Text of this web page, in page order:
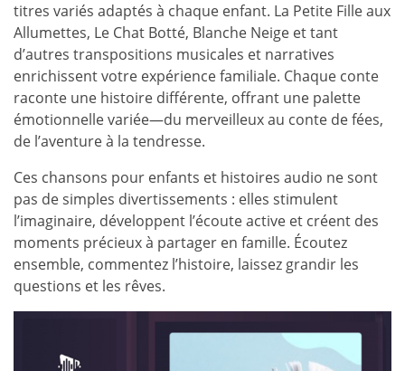
titres variés adaptés à chaque enfant. La Petite Fille aux
Allumettes, Le Chat Botté, Blanche Neige et tant
d’autres transpositions musicales et narratives
enrichissent votre expérience familiale. Chaque conte
raconte une histoire différente, offrant une palette
émotionnelle variée—du merveilleux au conte de fées,
de l’aventure à la tendresse.
Ces chansons pour enfants et histoires audio ne sont
pas de simples divertissements : elles stimulent
l’imaginaire, développent l’écoute active et créent des
moments précieux à partager en famille. Écoutez
ensemble, commentez l’histoire, laissez grandir les
questions et les rêves.